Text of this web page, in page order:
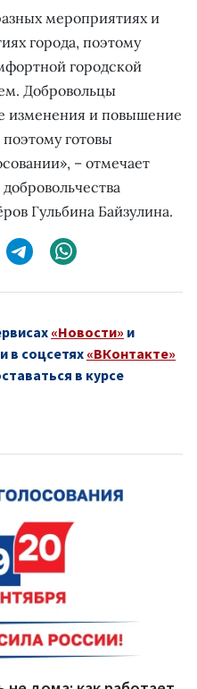
мероприятиях и
города, поэтому
городской
Добровольцы
изменения и повышение
готовы
– отмечает
Гульбина Байзулина.
«Новости» и
и в соцсетях «ВКонтакте»
в курсе